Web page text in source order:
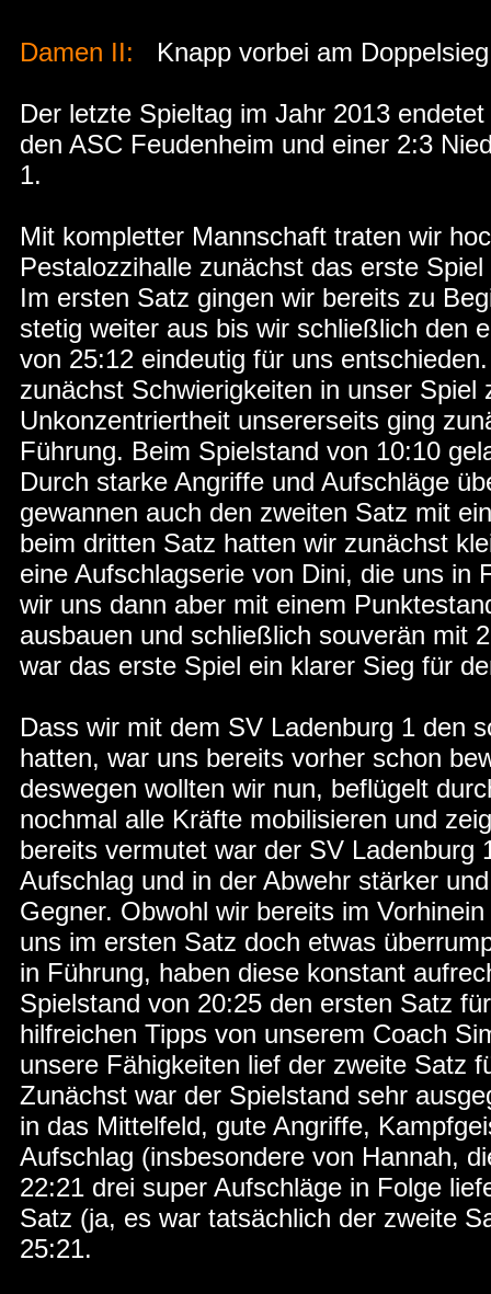
Damen II: Knapp vorbei am Doppelsieg
Der letzte Spieltag im Jahr 2013
den ASC Feudenheim und einer 2:3
1.
Mit kompletter Mannschaft traten wir
Pestalozzihalle zunächst das erste
Im ersten Satz gingen wir bereits zu
stetig weiter aus bis wir schließlich den
von 25:12 eindeutig für uns
zunächst Schwierigkeiten in unser Spiel
Unkonzentriertheit unsererseits ging
Führung. Beim Spielstand von 10:10
Durch starke Angriffe und Aufschläge
gewannen auch den zweiten Satz mit
beim dritten Satz hatten wir zunächst
eine Aufschlagserie von Dini, die uns in
wir uns dann aber mit einem
ausbauen und schließlich souverän mit
war das erste Spiel ein klarer Sieg für
Dass wir mit dem SV Ladenburg 1 den
hatten, war uns bereits vorher schon
deswegen wollten wir nun, beflügelt
nochmal alle Kräfte mobilisieren und
bereits vermutet war der SV Ladenburg
Aufschlag und in der Abwehr stärker
Gegner. Obwohl wir bereits im
uns im ersten Satz doch etwas
in Führung, haben diese konstant
Spielstand von 20:25 den ersten Satz
hilfreichen Tipps von unserem Coach
unsere Fähigkeiten lief der zweite Satz
Zunächst war der Spielstand sehr
in das Mittelfeld, gute Angriffe,
Aufschlag (insbesondere von Hannah,
22:21 drei super Aufschläge in Folge
Satz (ja, es war tatsächlich der zweite
25:21.